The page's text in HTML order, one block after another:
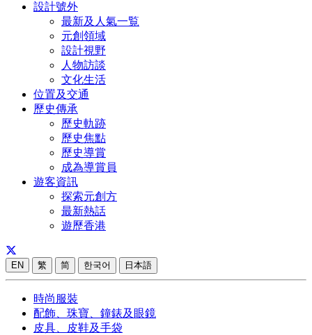
設計號外
最新及人氣一覧
元創領域
設計視野
人物訪談
文化生活
位置及交通
歷史傳承
歷史軌跡
歷史焦點
歷史導賞
成為導賞員
遊客資訊
探索元創方
最新熱話
遊歷香港
EN 繁 简 한국어 日本語
時尚服裝
配飾、珠寶、鐘錶及眼鏡
皮具、皮鞋及手袋